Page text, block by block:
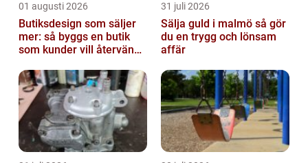
01 augusti 2026
Butiksdesign som säljer
mer: så byggs en butik
som kunder vill återvända
31 juli 2026
Sälja guld i malmö så gör
du en trygg och lönsam
affär